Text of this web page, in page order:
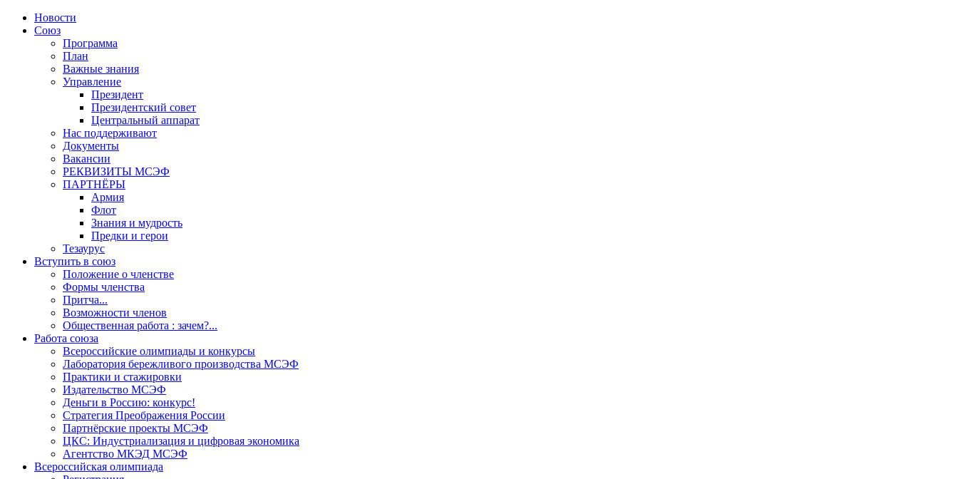
Новости
Союз
Программа
План
Важные знания
Управление
Президент
Президентский совет
Центральный аппарат
Нас поддерживают
Документы
Вакансии
РЕКВИЗИТЫ МСЭФ
ПАРТНЁРЫ
Армия
Флот
Знания и мудрость
Предки и герои
Тезаурус
Вступить в союз
Положение о членстве
Формы членства
Притча...
Возможности членов
Общественная работа : зачем?...
Работа союза
Всероссийские олимпиады и конкурсы
Лаборатория бережливого производства МСЭФ
Практики и стажировки
Издательство МСЭФ
Деньги в Россию: конкурс!
Стратегия Преображения России
Партнёрские проекты МСЭФ
ЦКС: Индустриализация и цифровая экономика
Агентство МКЭД МСЭФ
Всероссийская олимпиада